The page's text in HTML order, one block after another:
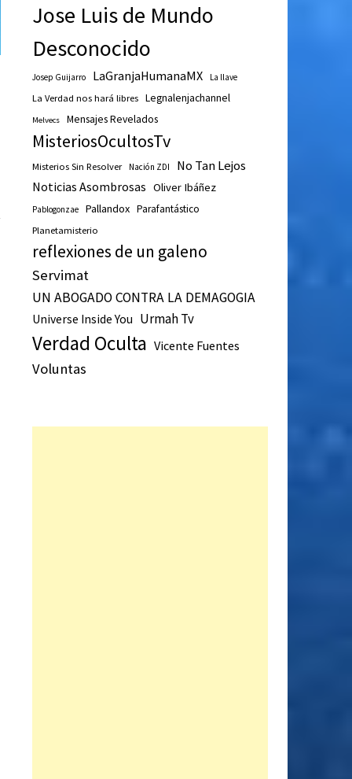
Jose Luis de Mundo
Desconocido
Josep Guijarro LaGranjaHumanaMX La llave
La Verdad nos hará libres Legnalenjachannel
Melvecs Mensajes Revelados
MisteriosOcultosTv
Misterios Sin Resolver Nación ZDI No Tan Lejos
Noticias Asombrosas Oliver Ibáñez
Pablogonzae Pallandox Parafantástico
Planetamisterio
reflexiones de un galeno
Servimat
UN ABOGADO CONTRA LA DEMAGOGIA
Universe Inside You Urmah Tv
Verdad Oculta Vicente Fuentes
Voluntas